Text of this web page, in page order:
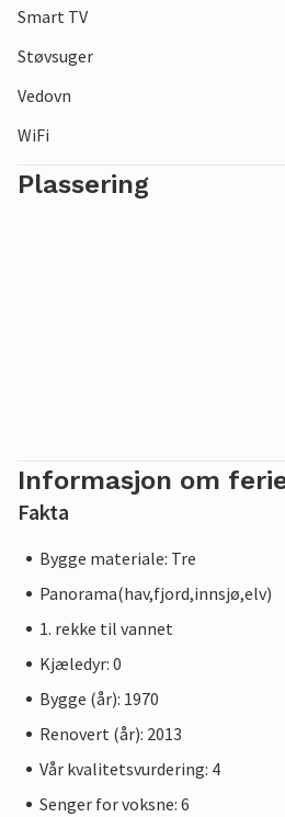
Smart TV
Støvsuger
Vedovn
WiFi
Plassering
Informasjon om
Fakta
Bygge materiale: Tre
Panorama(hav,fjord,innsjø,elv)
1. rekke til vannet
Kjæledyr: 0
Bygge (år): 1970
Renovert (år): 2013
Vår kvalitetsvurdering: 4
Senger for voksne: 6